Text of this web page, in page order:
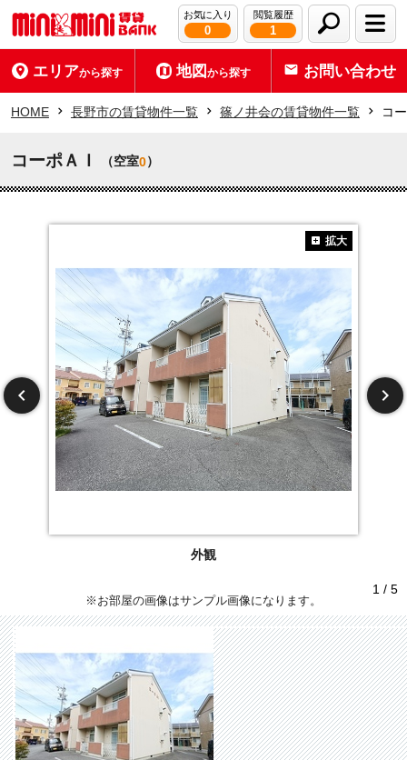
お気に入り
0
閲覧履歴
1
エリアから探す 地図から探す お問い合わせ
HOME 長野市の賃貸物件一覧 篠ノ井会の賃貸物件一覧 コ
コーポＡＩ （空室0）
外観
拡大
1 / 5
※お部屋の画像はサンプル画像になります。